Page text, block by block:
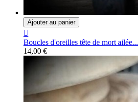
Ajouter au panier

Boucles d'oreilles tête de mort ailée...
14,00 €